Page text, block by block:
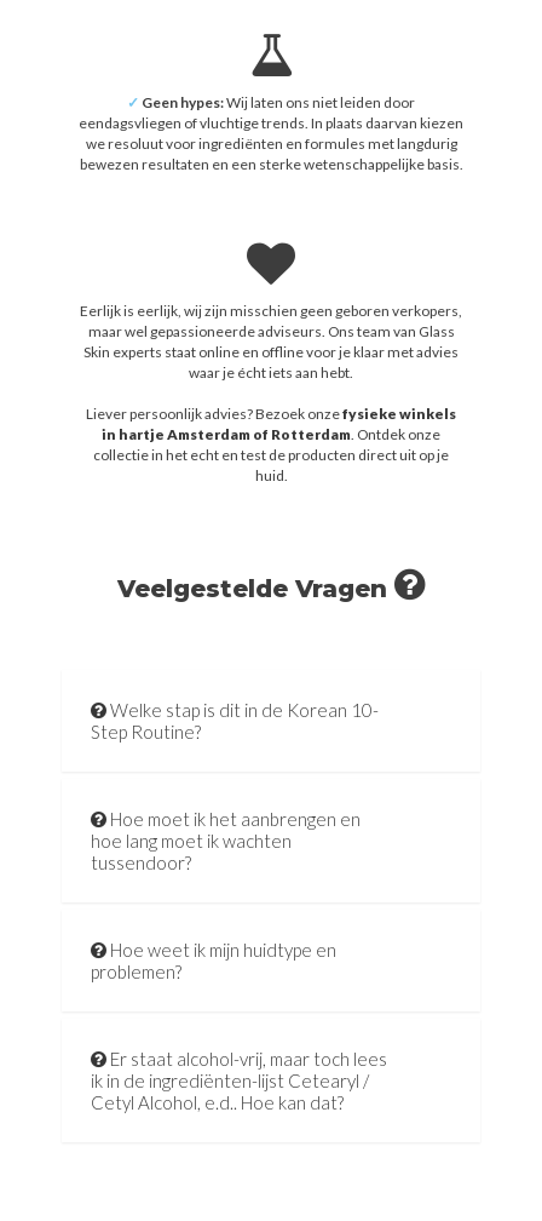
✓ Geen hypes:Wij laten ons niet leiden door
eendagsvliegen of vluchtige trends. In plaats daarvan kiezen
we resoluut voor ingrediënten en formules met langdurig
bewezen resultaten en een sterke wetenschappelijke basis.
Eerlijk is eerlijk, wij zijn misschien geen geboren verkopers,
maar wel gepassioneerde adviseurs. Ons team van Glass
Skin experts staat online en offline voor je klaar met advies
waar je écht iets aan hebt.
Liever persoonlijk advies? Bezoek onzefysieke winkels
in hartje Amsterdam of Rotterdam. Ontdek onze
collectie in het echt en test de producten direct uit op je
huid.
Veelgestelde Vragen
Welke stap is dit in de Korean 10-
Step Routine?
Hoe moet ik het aanbrengen en
hoe lang moet ik wachten
tussendoor?
Hoe weet ik mijn huidtype en
problemen?
Er staat alcohol-vrij, maar toch lees
ik in de ingrediënten-lijst Cetearyl /
Cetyl Alcohol, e.d.. Hoe kan dat?